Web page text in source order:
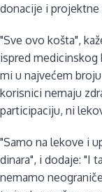
donacije i
"Sve ovo košta",
ispred medicinskog
mi u najvećem
korisnici nemaju
participaciju, ni
"Samo na lekove i
dinara", i dodaje: "I
nemamo